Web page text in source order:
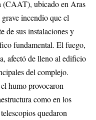
ubicado en Aras
incendio que el
de sus instalaciones y
fundamental. El fuego,
afectó de lleno al edificio
del complejo.
humo provocaron
como en los
quedaron